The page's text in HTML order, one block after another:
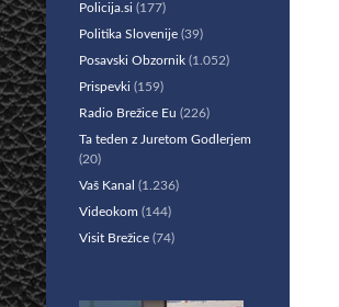
Policija.si (177)
Politika Slovenije (39)
Posavski Obzornik (1.052)
Prispevki (159)
Radio Brežice Eu (226)
Ta teden z Juretom Godlerjem
(20)
Vaš Kanal (1.236)
Videokom (144)
Visit Brežice (74)